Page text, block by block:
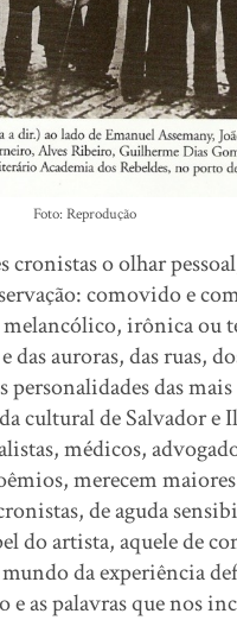
Foto: Reprodução
cronistas o olhar
comovido e
melancólico, irônica ou
das auroras, das ruas,
personalidades das mais
cultural de Salvador e
médicos,
merecem
de aguda
do artista, aquele de
da experiência
e as palavras que nos